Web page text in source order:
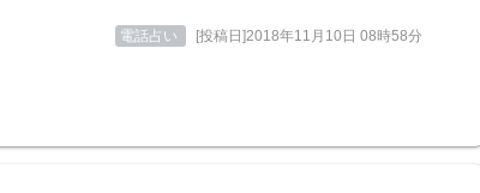
電話占い [投稿日]2018年11月10日 08時58分